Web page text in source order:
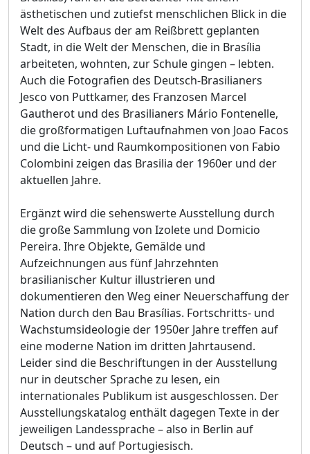
ästhetischen und zutiefst menschlichen Blick in die
Welt des Aufbaus der am Reißbrett geplanten
Stadt, in die Welt der Menschen, die in Brasília
arbeiteten, wohnten, zur Schule gingen – lebten.
Auch die Fotografien des Deutsch-Brasilianers
Jesco von Puttkamer, des Franzosen Marcel
Gautherot und des Brasilianers Mário Fontenelle,
die großformatigen Luftaufnahmen von Joao Facos
und die Licht- und Raumkompositionen von Fabio
Colombini zeigen das Brasilia der 1960er und der
aktuellen Jahre.
Ergänzt wird die sehenswerte Ausstellung durch
die große Sammlung von Izolete und Domicio
Pereira. Ihre Objekte, Gemälde und
Aufzeichnungen aus fünf Jahrzehnten
brasilianischer Kultur illustrieren und
dokumentieren den Weg einer Neuerschaffung der
Nation durch den Bau Brasílias. Fortschritts- und
Wachstumsideologie der 1950er Jahre treffen auf
eine moderne Nation im dritten Jahrtausend.
Leider sind die Beschriftungen in der Ausstellung
nur in deutscher Sprache zu lesen, ein
internationales Publikum ist ausgeschlossen. Der
Ausstellungskatalog enthält dagegen Texte in der
jeweiligen Landessprache – also in Berlin auf
Deutsch – und auf Portugiesisch.